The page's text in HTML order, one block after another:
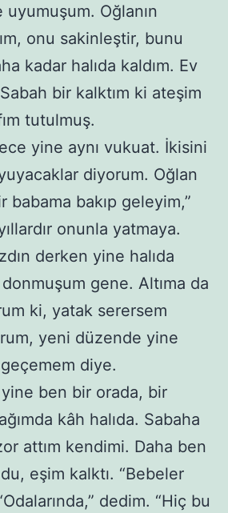
Oğlanın
onu sakinleştir, bunu
kadar halıda kaldım. Ev
bir kalktım ki ateşim
tutulmuş.
yine aynı vukuat. İkisini
diyorum. Oğlan
babama bakıp geleyim,”
onunla yatmaya.
derken yine halıda
donmuşum gene. Altıma da
ki, yatak serersem
yeni düzende yine
diye.
ben bir orada, bir
kâh halıda. Sabaha
attım kendimi. Daha ben
eşim kalktı. “Bebeler
dedim. “Hiç bu